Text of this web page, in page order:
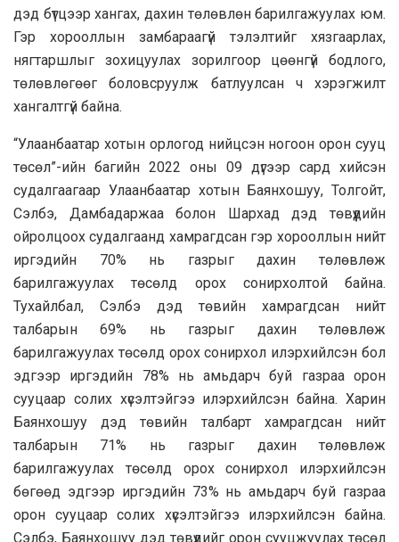
дэд бүтцээр хангах, дахин төлөвлөн барилгажуулах юм.
Гэр хорооллын замбараагүй тэлэлтийг хязгаарлах,
нягтаршлыг зохицуулах зорилгоор цөөнгүй бодлого,
төлөвлөгөөг боловсруулж батлуулсан ч хэрэгжилт
хангалтгүй байна.
“Улаанбаатар хотын орлогод нийцсэн ногоон орон сууц
төсөл”-ийн багийн 2022 оны 09 дүгээр сард хийсэн
судалгаагаар Улаанбаатар хотын Баянхошуу, Толгойт,
Сэлбэ, Дамбадаржаа болон Шархад дэд төвүүдийн
ойролцоох судалгаанд хамрагдсан гэр хорооллын нийт
иргэдийн 70% нь газрыг дахин төлөвлөж
барилгажуулах төсөлд орох сонирхолтой байна.
Тухайлбал, Сэлбэ дэд төвийн хамрагдсан нийт
талбарын 69% нь газрыг дахин төлөвлөж
барилгажуулах төсөлд орох сонирхол илэрхийлсэн бол
эдгээр иргэдийн 78% нь амьдарч буй газраа орон
сууцаар солих хүсэлтэйгээ илэрхийлсэн байна. Харин
Баянхошуу дэд төвийн талбарт хамрагдсан нийт
талбарын 71% нь газрыг дахин төлөвлөж
барилгажуулах төсөлд орох сонирхол илэрхийлсэн
бөгөөд эдгээр иргэдийн 73% нь амьдарч буй газраа
орон сууцаар солих хүсэлтэйгээ илэрхийлсэн байна.
Сэлбэ, Баянхошуу дэд төвүүдийг орон сууцжуулах төсөл